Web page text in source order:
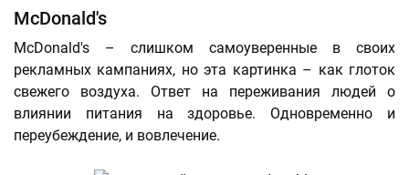
McDonald's
McDonald's – слишком самоуверенные в своих
рекламных кампаниях, но эта картинка – как глоток
свежего воздуха. Ответ на переживания людей о
влиянии питания на здоровье. Одновременно и
переубеждение, и вовлечение.